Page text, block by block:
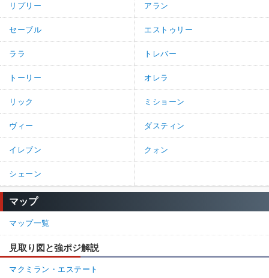
リプリー アラン
セーブル エストゥリー
ララ トレバー
トーリー オレラ
リック ミショーン
ヴィー ダスティン
イレブン クォン
シェーン
マップ
マップ一覧
見取り図と強ポジ解説
マクミラン・エステート